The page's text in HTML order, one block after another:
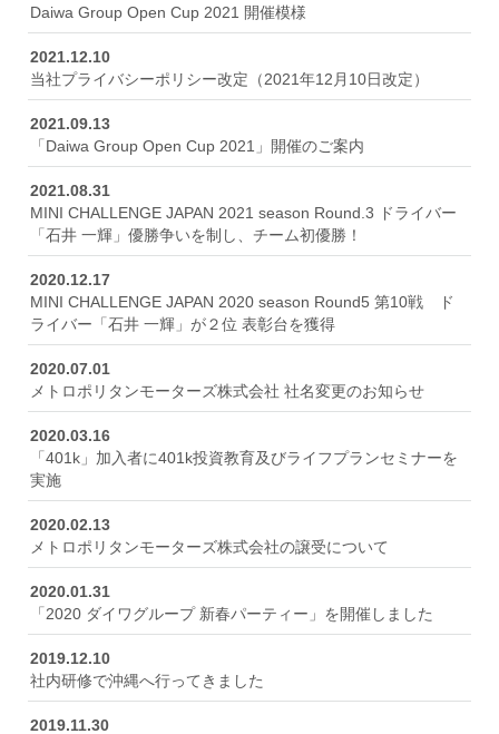
Daiwa Group Open Cup 2021 開催模様
2021.12.10
当社プライバシーポリシー改定（2021年12月10日改定）
2021.09.13
「Daiwa Group Open Cup 2021」開催のご案内
2021.08.31
MINI CHALLENGE JAPAN 2021 season Round.3 ドライバー
「石井 一輝」優勝争いを制し、チーム初優勝！
2020.12.17
MINI CHALLENGE JAPAN 2020 season Round5 第10戦 ド
ライバー「石井 一輝」が２位 表彰台を獲得
2020.07.01
メトロポリタンモーターズ株式会社 社名変更のお知らせ
2020.03.16
「401k」加入者に401k投資教育及びライフプランセミナーを
実施
2020.02.13
メトロポリタンモーターズ株式会社の譲受について
2020.01.31
「2020 ダイワグループ 新春パーティー」を開催しました
2019.12.10
社内研修で沖縄へ行ってきました
2019.11.30